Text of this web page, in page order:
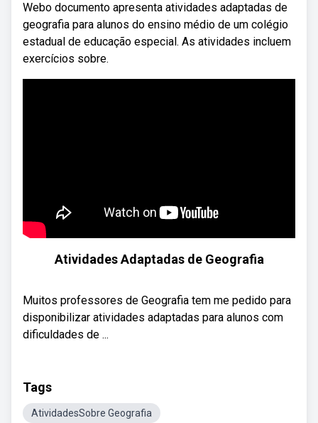
Webo documento apresenta atividades adaptadas de
geografia para alunos do ensino médio de um colégio
estadual de educação especial. As atividades incluem
exercícios sobre.
Atividades Adaptadas de Geografia
Muitos professores de Geografia tem me pedido para
disponibilizar atividades adaptadas para alunos com
dificuldades de ...
Tags
AtividadesSobre Geografia